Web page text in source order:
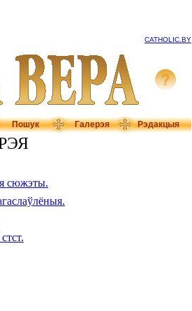
CATHOLIC.BY
Пошук Галерэя Рэдакцыя
сюжэты.